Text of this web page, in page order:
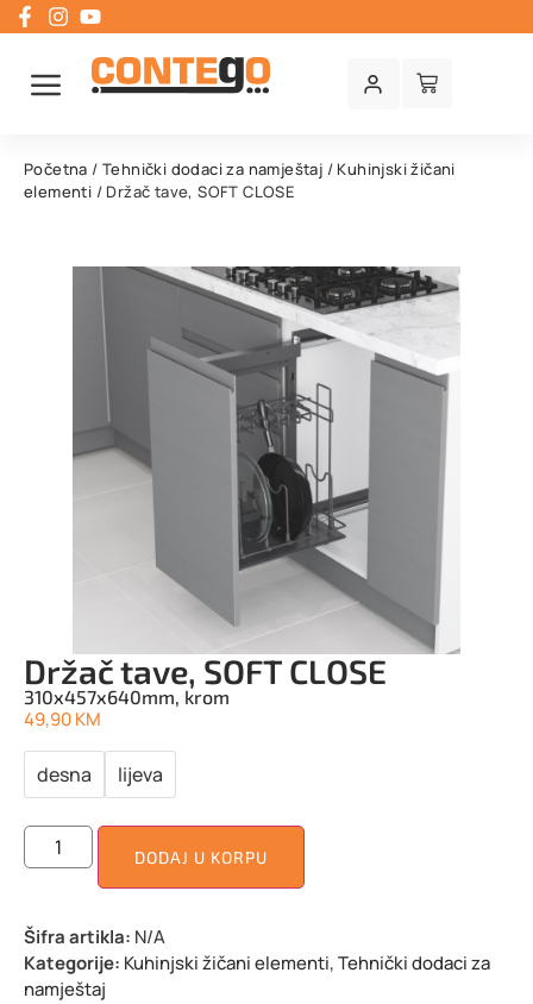
Početna /Tehnički dodaci za namještaj / Kuhinjski žičani
elementi / Držač tave, SOFT CLOSE
Držač tave, SOFT CLOSE
310x457x640mm, krom
49,90KM
desna lijeva
DODAJ U KORPU
Šifra artikla: N/A
Kategorije: Kuhinjski žičani elementi,Tehnički dodaci za
namještaj